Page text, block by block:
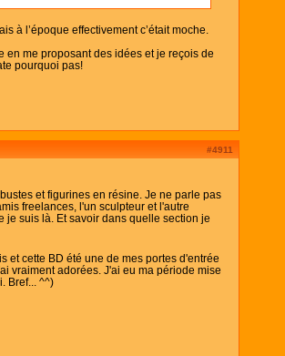
à l’époque effectivement c’était moche.
en me proposant des idées et je reçois de
pourquoi pas!
#4911
et figurines en résine. Je ne parle pas
freelances, l'un sculpteur et l'autre
je suis là. Et savoir dans quelle section je
et cette BD été une de mes portes d'entrée
vraiment adorées. J'ai eu ma période mise
Bref... ^^)